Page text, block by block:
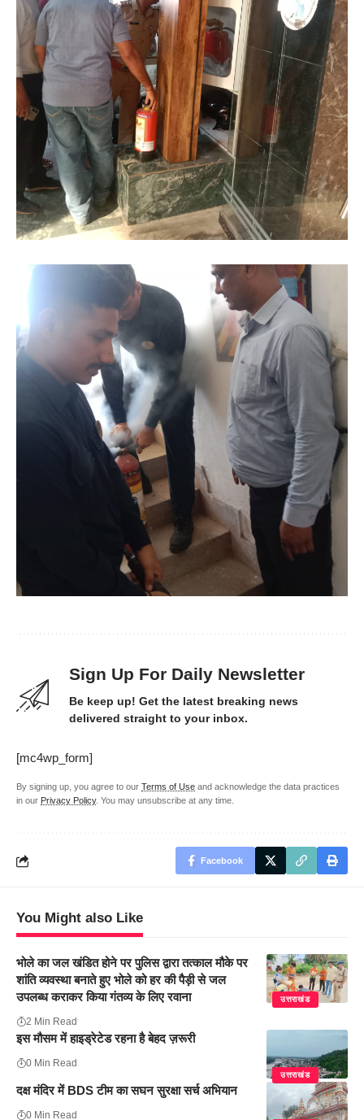
Sign Up For Daily Newsletter
Be keep up! Get the latest breaking news
delivered straight to your inbox.
[mc4wp_form]
By signing up, you agree to our Terms of Use and acknowledge the data practices
in our Privacy Policy. You may unsubscribe at any time.
Facebook
You Might also Like
उत्तराखंड
भोले का जल खंडित होने पर पुलिस द्वारा तत्काल मौके पर
शांति व्यवस्था बनाते हुए भोले को हर की पैड़ी से जल
उपलब्ध कराकर किया गंतव्य के लिए रवाना
2 Min Read
उत्तराखंड
इस मौसम में हाइड्रेटेड रहना है बेहद ज़रूरी
0 Min Read
दक्ष मंदिर में BDS टीम का सघन सुरक्षा सर्च अभियान
0 Min Read